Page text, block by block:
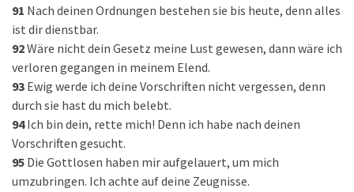
91 Nach deinen Ordnungen bestehen sie bis heute, denn alles
ist dir dienstbar.
92Wäre nicht dein Gesetz meine Lust gewesen, dann wäre ich
verloren gegangen in meinem Elend.
93 Ewig werde ich deine Vorschriften nicht vergessen, denn
durch sie hast du mich belebt.
94 Ich bin dein, rette mich! Denn ich habe nach deinen
Vorschriften gesucht.
95 Die Gottlosen haben mir aufgelauert, um mich
umzubringen. Ich achte auf deine Zeugnisse.